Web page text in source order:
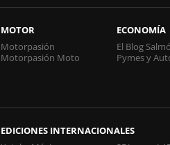
MOTOR
Motorpasión
Motorpasión Moto
ECONOMÍA
El Blog
Pymes y
EDICIONES INTERNACIONALES